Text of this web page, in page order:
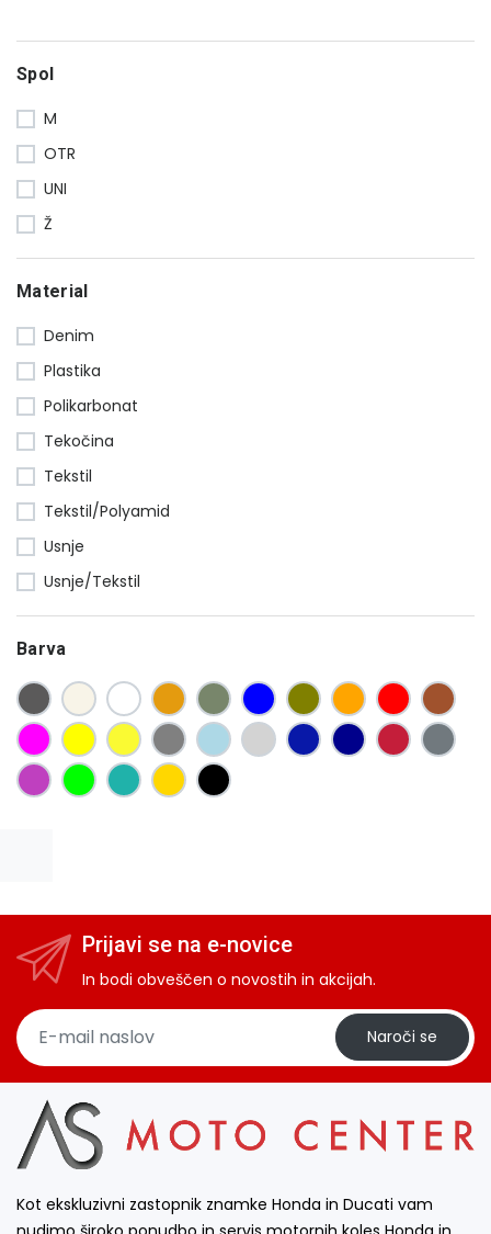
Spol
M
OTR
UNI
Ž
Material
Denim
Plastika
Polikarbonat
Tekočina
Tekstil
Tekstil/Polyamid
Usnje
Usnje/Tekstil
Barva
Prijavi se na e-novice
In bodi obveščen o novostih in akcijah.
Naroči se
Kot ekskluzivni zastopnik znamke Honda in Ducati vam